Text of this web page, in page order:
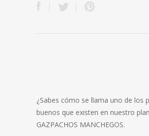
¿Sabes cómo se llama uno de los
buenos que existen en nuestro
GAZPACHOS MANCHEGOS.